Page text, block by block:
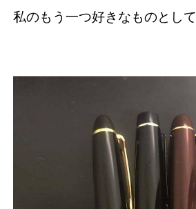
私のもう一つ好きなものとして